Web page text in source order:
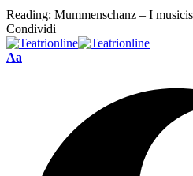
Reading: Mummenschanz – I
Condividi
Font
Aa